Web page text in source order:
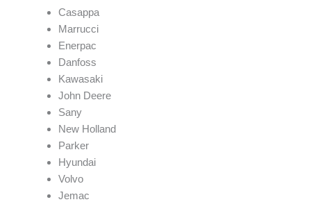
Casappa
Marrucci
Enerpac
Danfoss
Kawasaki
John Deere
Sany
New Holland
Parker
Hyundai
Volvo
Jemac